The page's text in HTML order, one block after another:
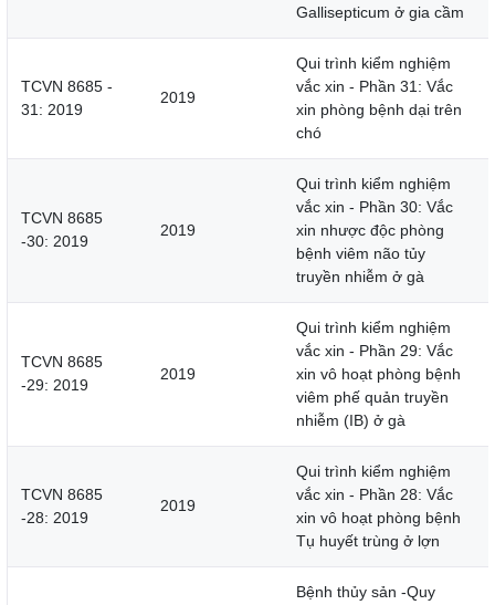
Gallisepticum ở gia cầm
TCVN 8685 -
31: 2019
2019
Qui trình kiểm nghiệm
vắc xin - Phần 31: Vắc
xin phòng bệnh dại trên
chó
TCVN 8685
-30: 2019
2019
Qui trình kiểm nghiệm
vắc xin - Phần 30: Vắc
xin nhược độc phòng
bệnh viêm não tủy
truyền nhiễm ở gà
TCVN 8685
-29: 2019
2019
Qui trình kiểm nghiệm
vắc xin - Phần 29: Vắc
xin vô hoạt phòng bệnh
viêm phế quản truyền
nhiễm (IB) ở gà
TCVN 8685
-28: 2019
2019
Qui trình kiểm nghiệm
vắc xin - Phần 28: Vắc
xin vô hoạt phòng bệnh
Tụ huyết trùng ở lợn
Bệnh thủy sản -Quy